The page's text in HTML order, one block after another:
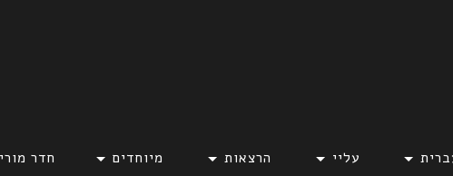
עליי הרצאות מיוחדים חדר